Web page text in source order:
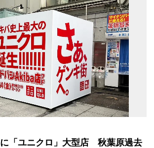
「ユニクロ」大型店 秋葉原過去